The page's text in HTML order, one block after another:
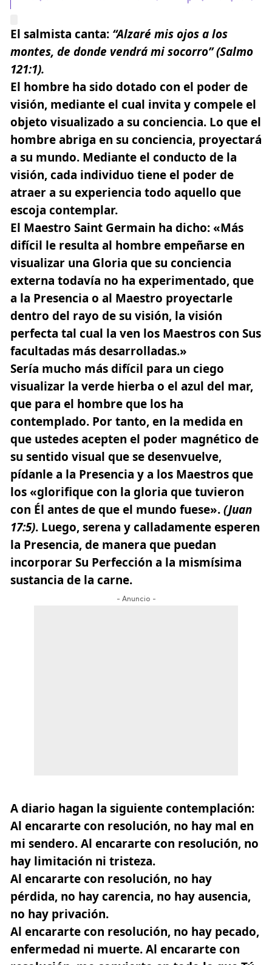
El salmista canta: “Alzaré mis ojos a los
montes, de donde vendrá mi socorro”(Salmo
121:1).
El hombre ha sido dotado con el poder de
visión, mediante el cual invita y compele el
objeto visualizado a su conciencia. Lo que el
hombre abriga en su conciencia, proyectará
a su mundo. Mediante el conducto de la
visión, cada individuo tiene el poder de
atraer a su experiencia todo aquello que
escoja contemplar.
El Maestro Saint Germain ha dicho: «Más
difícil le resulta al hombre empeñarse en
visualizar una Gloria que su conciencia
externa todavía no ha experimentado, que
a la Presencia o al Maestro proyectarle
dentro del rayo de su visión, la visión
perfecta tal cual la ven los Maestroscon Sus
facultadas más desarrolladas.»
Sería mucho más difícil para un ciego
visualizar la verde hierba o el azul del mar,
que para el hombre que los ha
contemplado. Por tanto, en la medida en
que ustedes acepten el poder magnético de
su sentido visual que se desenvuelve,
pídanle a la Presencia y a los Maestros que
los «glorifique con la gloria que tuvieron
con Él antes de que el mundo fuese».(Juan
17:5). Luego, serena y calladamente esperen
la Presencia, de manera que puedan
incorporar Su Perfección a la mismísima
sustancia de la carne.
- Anuncio -
A diario hagan la siguiente contemplación:
Al encararte con resolución, no hay mal en
mi sendero. Al encararte con resolución, no
hay limitación ni tristeza.
Al encararte con resolución, no hay
pérdida, no hay carencia, no hay ausencia,
no hay privación.
Al encararte con resolución, no hay pecado,
enfermedad ni muerte. Al encararte con